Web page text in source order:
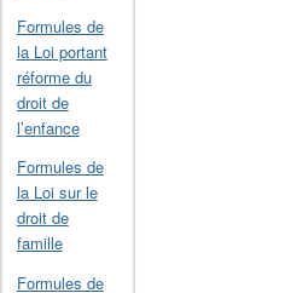
Formules de
la Loi portant
réforme du
droit de
l’enfance
Formules de
la Loi sur le
droit de
famille
Formules de